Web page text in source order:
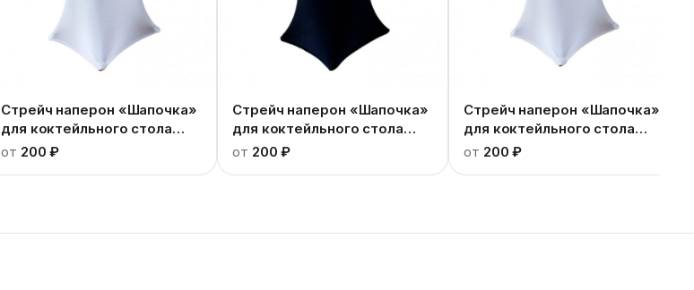
Стрейч наперон «Шапочка»
для коктейльного стола
красный
от 200 ₽
Стрейч наперон «Шапочка»
для коктейльного стола
белый
от 200 ₽
Стрейч наперон «Шапочка»
для коктейльного стола
черный
от 200 ₽